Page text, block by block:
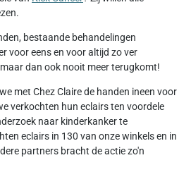
bestaande behandelingen
voor eens en voor altijd zo ver
dan ook nooit meer terugkomt!
met Chez Claire de handen ineen voor
verkochten hun eclairs ten voordele
naar kinderkanker te
eclairs in 130 van onze winkels en in
partners bracht de actie zo'n